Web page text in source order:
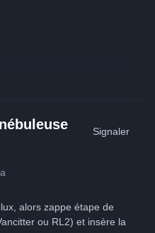
Signaler
alors zappe étape de
ou RL2) et insère la